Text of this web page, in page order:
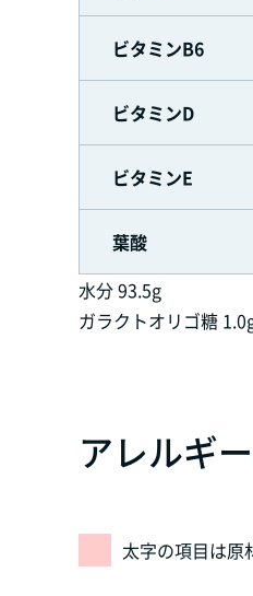
ビタミンB6
ビタミンD
ビタミンE
葉酸
水分 93.5g
ガラクトオリゴ糖
アレルギ
太字の項目は原